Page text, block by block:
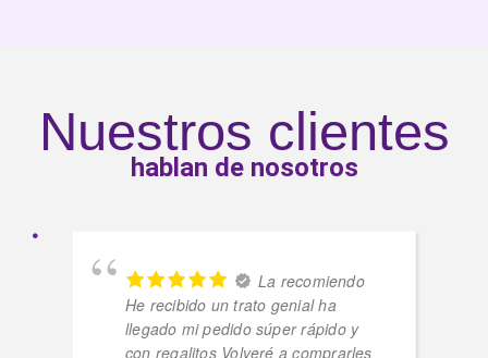
Nuestros clientes
hablan de nosotros
La recomiendo
He recibido un trato genial ha
llegado mi pedido súper rápido y
con regalitos Volveré a comprarles